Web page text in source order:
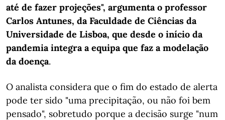
até de fazer projeções", argumenta o professor
Carlos Antunes, da Faculdade de Ciências da
Universidade de Lisboa, que desde o início da
pandemia integra a equipa que faz a modelação
da doença.
O analista considera que o fim do estado de alerta
pode ter sido "uma precipitação, ou não foi bem
pensado", sobretudo porque a decisão surge "num